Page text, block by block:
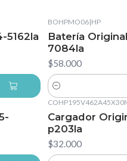
5162la
BOHPMO06|HP
Batería
7084la
$58.000
Cantidad
Cargador
p203la
$32.000